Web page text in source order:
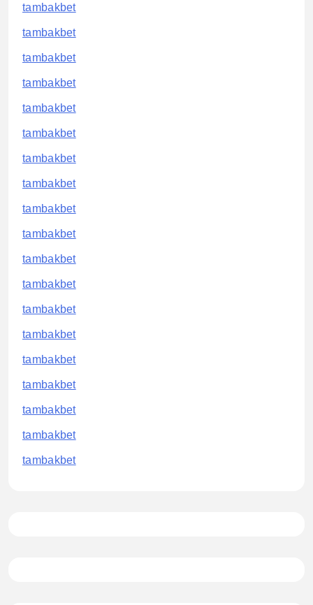
tambakbet
tambakbet
tambakbet
tambakbet
tambakbet
tambakbet
tambakbet
tambakbet
tambakbet
tambakbet
tambakbet
tambakbet
tambakbet
tambakbet
tambakbet
tambakbet
tambakbet
tambakbet
tambakbet